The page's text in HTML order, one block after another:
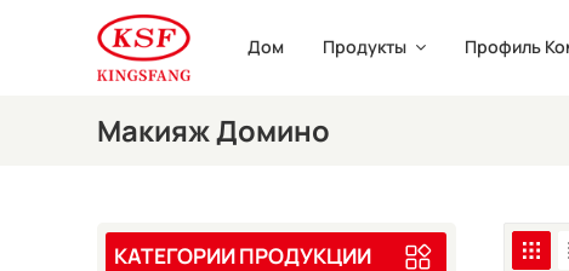
Дом Продукты Профиль
Макияж Домино
КАТЕГОРИИ ПРОДУКЦИИ